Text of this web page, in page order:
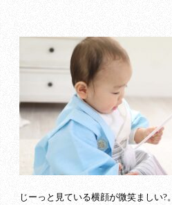
じーっと見ている横顔が微笑ましい?。